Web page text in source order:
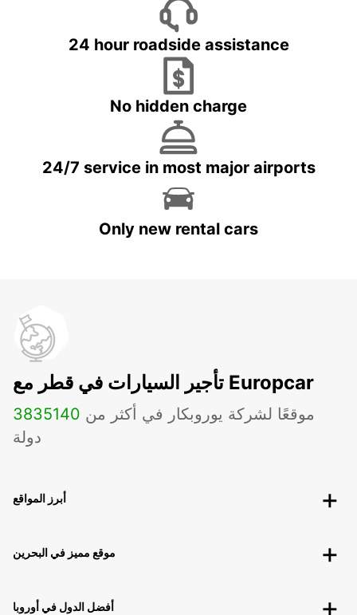
24 hour roadside assistance
No hidden charge
24/7 service in most major airports
Only new rental cars
تأجير السيارات في قطر مع Europcar
3835 موقعًا لشركة يوروبكار في أكثر من 140
دولة
أبرز المواقع
موقع مميز في البحرين
أفضل الدول في أوروبا